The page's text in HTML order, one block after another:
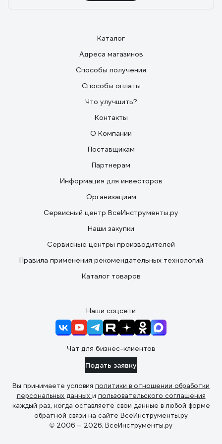
Каталог
Адреса магазинов
Способы получения
Способы оплаты
Что улучшить?
Контакты
О Компании
Поставщикам
Партнерам
Информация для инвесторов
Организациям
Сервисный центр ВсеИнструменты.ру
Наши закупки
Сервисные центры производителей
Правила применения рекомендательных технологий
Каталог товаров
Наши соцсети
Чат для бизнес-клиентов
Подать заявку
Вы принимаете условия политики в отношении обработки
персональных данных и пользовательского соглашения
каждый раз, когда оставляете свои данные в любой форме
обратной связи на сайте ВсеИнструменты.ру
© 2006 — 2026. ВсеИнструменты.ру